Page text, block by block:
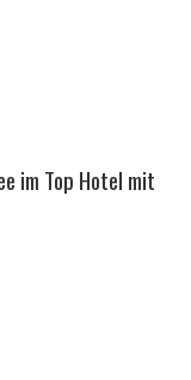
im Top Hotel mit